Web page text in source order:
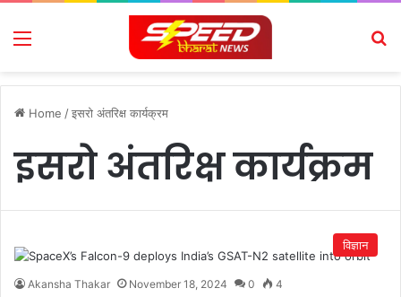
Menu
Home /इसरो अंतरिक्ष कार्यक्रम
इसरो अंतरिक्ष कार्यक्रम
विज्ञान
Akansha Thakar November 18, 2024 0 4